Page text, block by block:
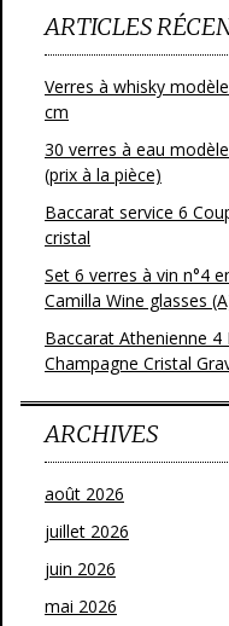
ARTICLES
Verres à whisky
cm
30 verres à eau
(prix à la pièce)
Baccarat service 6
cristal
Set 6 verres à vin n°4
Camilla Wine glasses
Baccarat Athenienne 4
Champagne Cristal
ARCHIVES
août 2026
juillet 2026
juin 2026
mai 2026